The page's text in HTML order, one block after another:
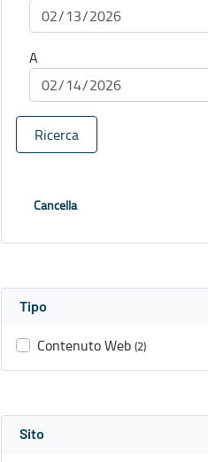
A
Ricerca
Cancella
Tipo
Contenuto Web (2)
Sito